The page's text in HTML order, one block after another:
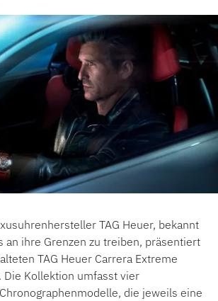
PRE-OWNED
TAG Heuer, bekannt
an ihre Grenzen zu treiben, präsentiert
TAG Heuer Carrera Extreme
Die Kollektion umfasst vier
die jeweils eine